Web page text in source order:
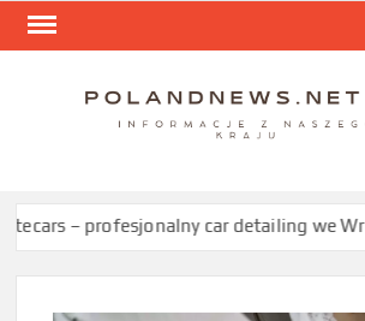
Skip
car detailing we Wrocławiu